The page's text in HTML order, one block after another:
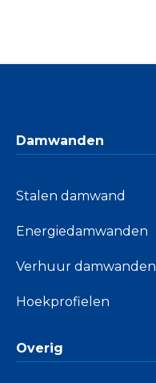
Damwanden
Stalen damwand
Energiedamwanden
Verhuur damwanden
Hoekprofielen
Overig